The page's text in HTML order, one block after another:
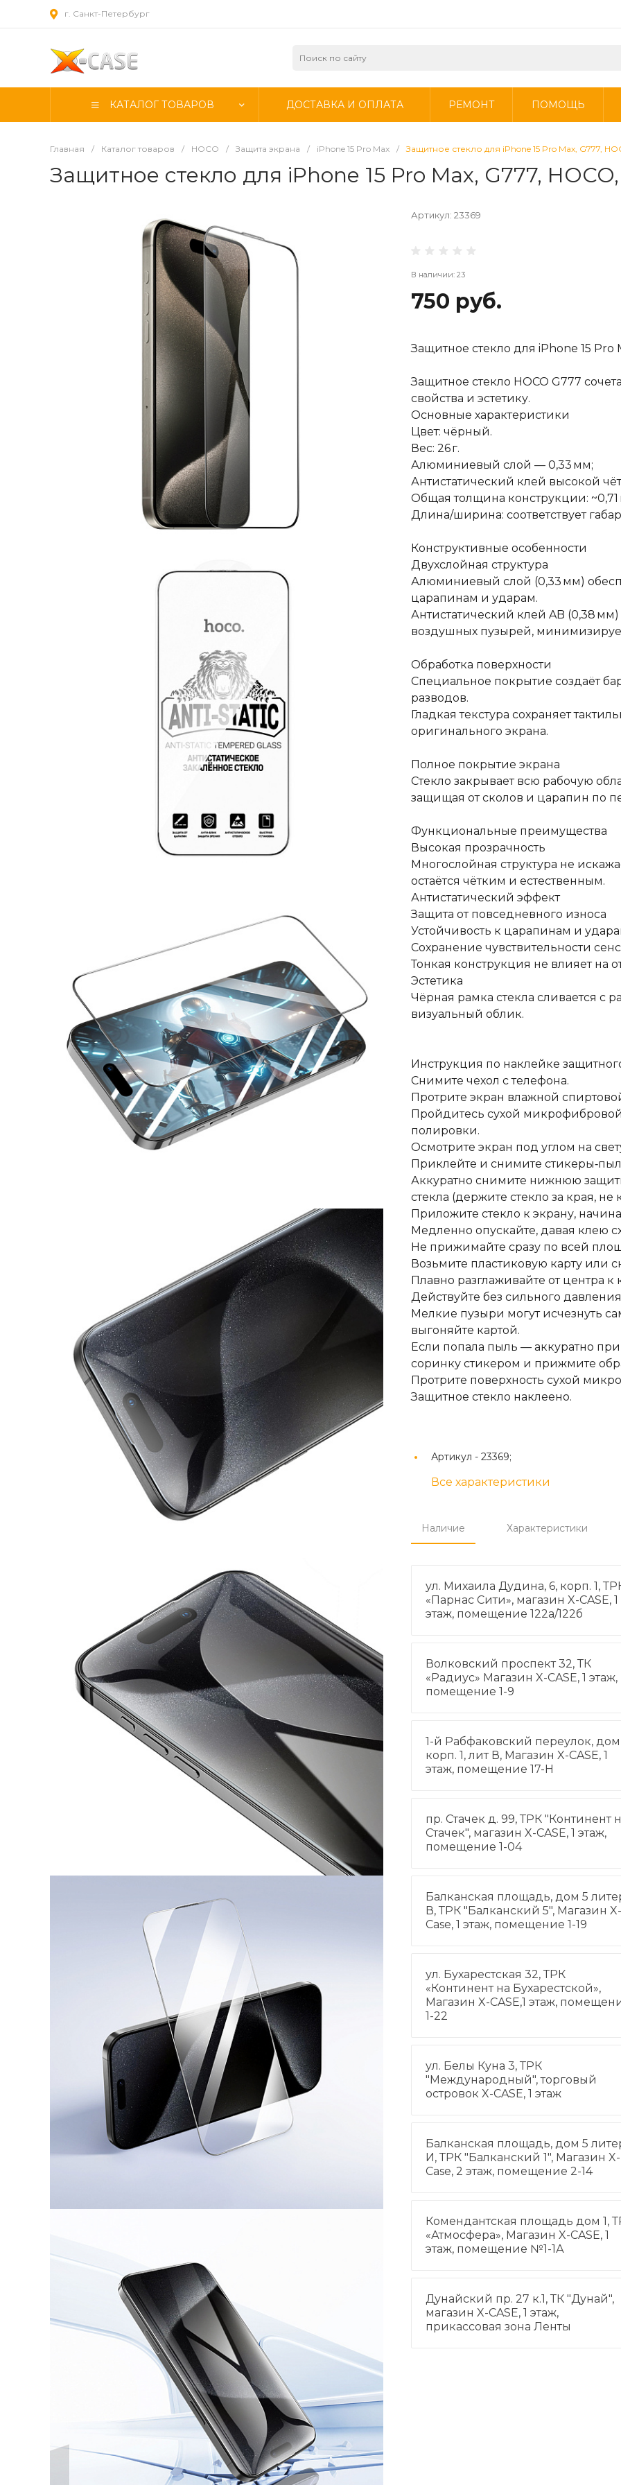
г. Санкт-Петербург
КАТАЛОГ ТОВАРОВ ДОСТАВКА И ОПЛАТА РЕМОНТ ПОМОЩЬ
Главная / Каталог товаров / HOCO / Защита экрана / iPhone 15 Pro Max / Защитное стекло для iPhone 15 Pro Max, G777,
Защитное стекло для iPhone 15 Pro Max, G777,
Артикул: 23369
В наличии: 23
750 руб.
Защитное стекло для iPhone 15 Pro
Защитное стекло HOCO G777
свойства и эстетику.
Основные характеристики
Цвет: чёрный.
Вес: 26 г.
Алюминиевый слой — 0,33 мм;
Антистатический клей высокой
Общая толщина конструкции:
Длина/ширина: соответствует
Конструктивные особенности
Двухслойная структура
Алюминиевый слой (0,33 мм)
царапинам и ударам.
Антистатический клей AB (0,38
воздушных пузырей,
Обработка поверхности
Специальное покрытие создаёт
разводов.
Гладкая текстура сохраняет
оригинального экрана.
Полное покрытие экрана
Стекло закрывает всю рабочую
защищая от сколов и царапин по
Функциональные преимущества
Высокая прозрачность
Многослойная структура не
остаётся чётким и естественным.
Антистатический эффект
Защита от повседневного износа
Устойчивость к царапинам и
Сохранение чувствительности
Тонкая конструкция не влияет на
Эстетика
Чёрная рамка стекла сливается с
визуальный облик.
Инструкция по наклейке
Снимите чехол с телефона.
Протрите экран влажной
Пройдитесь сухой
полировки.
Осмотрите экран под углом на
Приклейте и снимите
Аккуратно снимите нижнюю
стекла (держите стекло за края, не
Приложите стекло к экрану,
Медленно опускайте, давая клею
Не прижимайте сразу по всей
Возьмите пластиковую карту или
Плавно разглаживайте от центра к
Действуйте без сильного
Мелкие пузыри могут исчезнуть
выгоняйте картой.
Если попала пыль — аккуратно
соринку стикером и прижмите
Протрите поверхность сухой
Защитное стекло наклеено.
Артикул - 23369;
Все характеристики
Наличие Характеристики
ул. Михаила Дудина, 6, корп. 1,
«Парнас Сити», магазин X-CASE, 1
этаж, помещение 122а/122б
Волковский проспект 32, ТК
«Радиус» Магазин X-CASE, 1 этаж,
помещение 1-9
1-й Рабфаковский переулок, дом
корп. 1, лит В, Магазин X-CASE, 1
этаж, помещение 17-Н
пр. Стачек д. 99, ТРК "Континент
Стачек", магазин X-CASE, 1 этаж,
помещение 1-04
Балканская площадь, дом 5
В, ТРК "Балканский 5", Магазин X-
Case, 1 этаж, помещение 1-19
ул. Бухарестская 32, ТРК
«Континент на Бухарестской»,
Магазин X-CASE,1 этаж,
1-22
ул. Белы Куна 3, ТРК
"Международный", торговый
островок X-CASE, 1 этаж
Балканская площадь, дом 5
И, ТРК "Балканский 1", Магазин X-
Case, 2 этаж, помещение 2-14
Комендантская площадь дом 1,
«Атмосфера», Магазин X-CASE, 1
этаж, помещение №1-1А
Дунайский пр. 27 к.1, ТК "Дунай",
магазин X-CASE, 1 этаж,
прикассовая зона Ленты